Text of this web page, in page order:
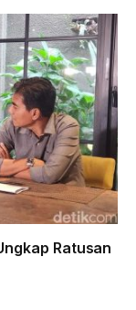
Ratusan